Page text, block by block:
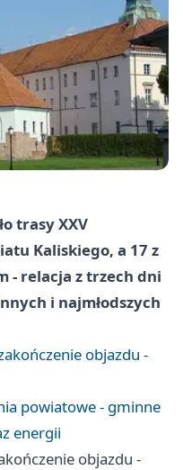
trasy XXV
Kaliskiego, a 17 z
- relacja z trzech dni
i najmłodszych
objazdu -
powiatowe - gminne
energii
objazdu -